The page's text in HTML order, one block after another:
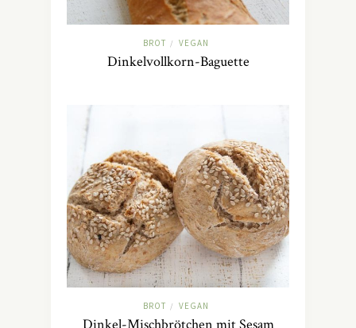
BROT / VEGAN
Dinkelvollkorn-Baguette
BROT / VEGAN